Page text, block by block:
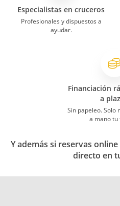
Especialistas en cruceros
Profesionales y dispuestos a
ayudar.
Financiación
a
Sin papeleo. Solo
a mano tu
Y además si reservas
directo en